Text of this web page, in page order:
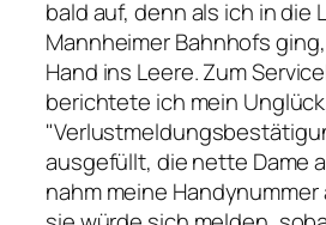
bald auf, denn als ich in die
Mannheimer Bahnhofs
Hand ins Leere. Zum
berichtete ich mein
ausgefüllt, die nette Dame
nahm meine